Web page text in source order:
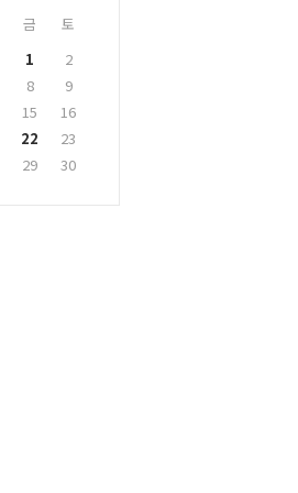
금
토
1
2
8
9
15
16
22
23
29 30